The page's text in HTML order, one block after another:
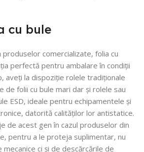
cu bule
comercializate, folia cu
perfectă pentru ambalare în condiții
aveți la dispoziție rolele tradiționale
de folii cu bule mari dar și rolele sau
ESD, ideale pentru echipamentele și
datorită calităților lor antistatice.
de acest gen în cazul produselor din
pentru a le proteja suplimentar, nu
mecanice ci și de descărcările de